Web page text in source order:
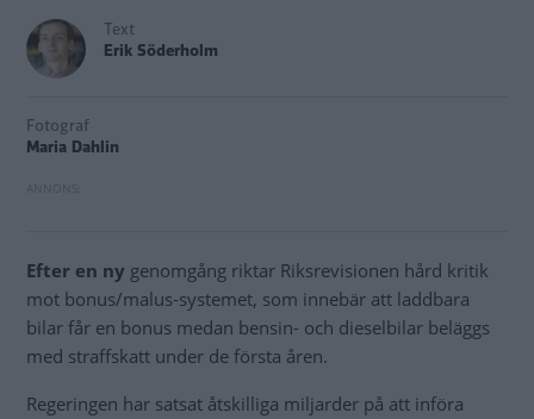
Text
Erik Söderholm
Fotograf
Maria Dahlin
Efter en ny genomgång riktar Riksrevisionen hård kritik
mot bonus/malus-systemet, som innebär att laddbara
bilar får en bonus medan bensin- och dieselbilar beläggs
med straffskatt under de första åren.
Regeringen har satsat åtskilliga miljarder på att införa